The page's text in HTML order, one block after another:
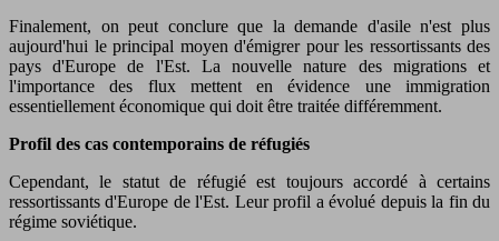
Finalement, on peut conclure que la demande d'asile n'est plus
aujourd'hui le principal moyen d'émigrer pour les ressortissants des
pays d'Europe de l'Est. La nouvelle nature des migrations et
l'importance des flux mettent en évidence une immigration
essentiellement économique qui doit être traitée différemment.
Profil des cas contemporains de réfugiés
Cependant, le statut de réfugié est toujours accordé à certains
ressortissants d'Europe de l'Est. Leur profil a évolué depuis la fin du
régime soviétique.